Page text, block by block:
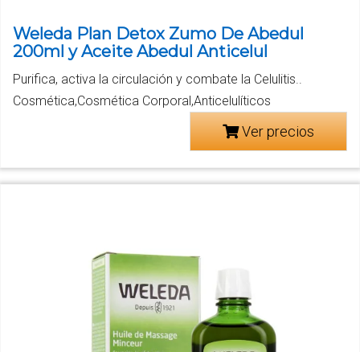
Weleda Plan Detox Zumo De Abedul
200ml y Aceite Abedul Anticelul
Purifica, activa la circulación y combate la Celulitis..
Cosmética,Cosmética Corporal,Anticelulíticos
Ver precios